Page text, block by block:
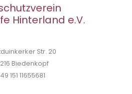
Hinterland e.V.
Str. 20
Biedenkopf
151 11655681